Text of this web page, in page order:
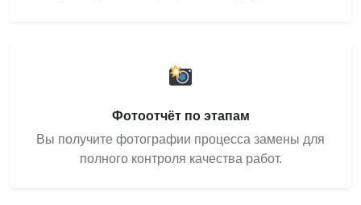
Фотоотчёт по этапам
Вы получите фотографии процесса замены для
полного контроля качества работ.